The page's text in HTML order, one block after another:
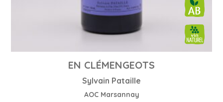
EN CLÉMENGEOTS
Sylvain Pataille
AOC Marsannay